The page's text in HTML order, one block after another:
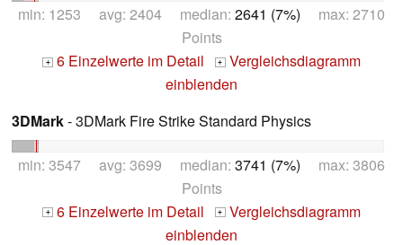
min: 1253 avg: 2404 median: 2641 (7%) max: 2710
Points
+ 6 Einzelwerte im Detail + Vergleichsdiagramm
einblenden
3DMark- 3DMark Fire Strike Standard Physics
min: 3547 avg: 3699 median: 3741 (7%) max: 3806
Points
+ 6 Einzelwerte im Detail + Vergleichsdiagramm
einblenden